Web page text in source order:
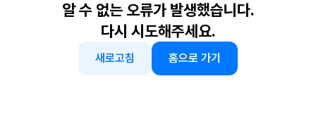
알 수 없는 오류가 발생했습니다.
다시 시도해주세요.
새로고침 홈으로 가기